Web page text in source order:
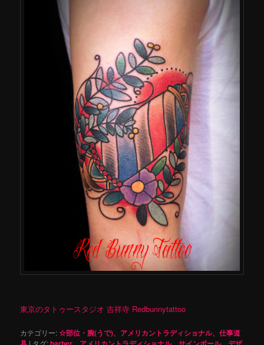
東京のタトゥースタジオ 吉祥寺 Redbunnytattoo
カテゴリー:☆部位・腕(うで) アメリカントラディショナル、仕事道